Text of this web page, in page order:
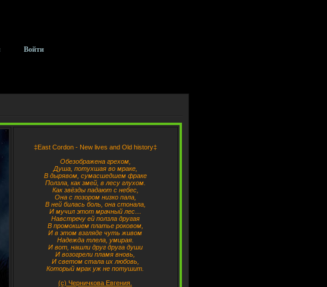
Войти
‡East Cordon - New lives and Old history‡
Обезображена грехом,
Душа, потухшая во мраке,
В дырявом, сумасшедшем фраке
Ползла, как змей, в лесу глухом.
Как звёзды падают с небес,
Она с позором низко пала,
В ней билась боль, она стонала,
И мучил этот мрачный лес…
Навстречу ей ползла другая
В промокшем платье роковом,
И в этом взгляде чуть живом
Надежда тлела, умирая.
И вот, нашли друг друга души
И возогрели пламя вновь,
И светом стала их любовь,
Который мрак уж не потушит.
(с) Черничкова Евгения.